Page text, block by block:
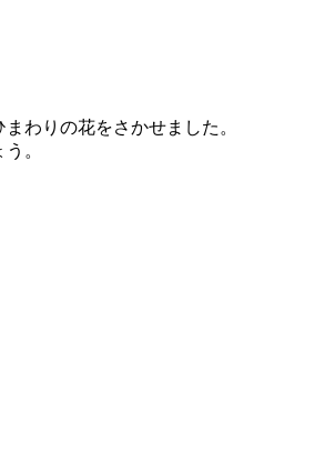
わりの花をさかせました。
。